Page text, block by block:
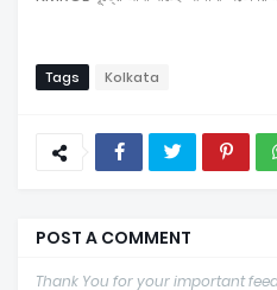
Tags Kolkata
POST A COMMENT
Thank You for your important